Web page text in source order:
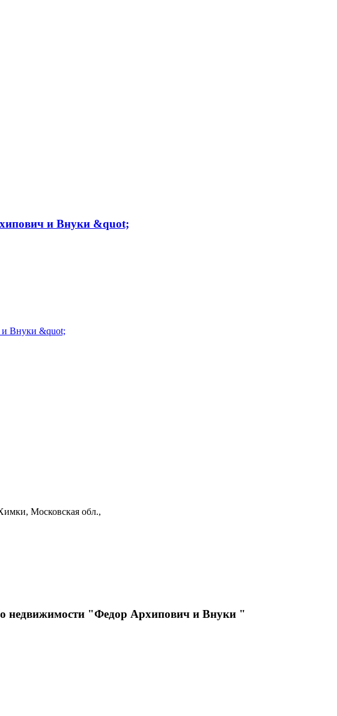
и Внуки &quot;
Московская обл.,
недвижимости "Федор Архипович и Внуки "